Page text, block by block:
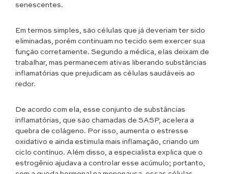
senescentes.
Em termos simples, são células que já deveriam ter sido
eliminadas, porém continuam no tecido sem exercer sua
função corretamente. Segundo a médica, elas deixam de
trabalhar, mas permanecem ativas liberando substâncias
inflamatórias que prejudicam as células saudáveis ao
redor.
De acordo com ela, esse conjunto de substâncias
inflamatórias, que são chamadas de SASP, acelera a
quebra de colágeno. Por isso, aumenta o estresse
oxidativo e ainda estimula mais inflamação, criando um
ciclo contínuo. Além disso, a especialista explica que o
estrogênio ajudava a controlar esse acúmulo; portanto,